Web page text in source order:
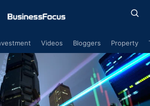
Videos Bloggers Property